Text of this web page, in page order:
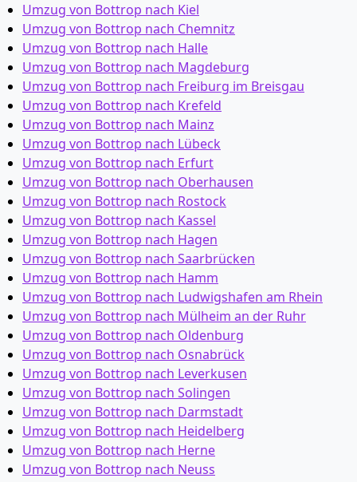
Umzug von Bottrop nach Kiel
Umzug von Bottrop nach Chemnitz
Umzug von Bottrop nach Halle
Umzug von Bottrop nach Magdeburg
Umzug von Bottrop nach Freiburg im Breisgau
Umzug von Bottrop nach Krefeld
Umzug von Bottrop nach Mainz
Umzug von Bottrop nach Lübeck
Umzug von Bottrop nach Erfurt
Umzug von Bottrop nach Oberhausen
Umzug von Bottrop nach Rostock
Umzug von Bottrop nach Kassel
Umzug von Bottrop nach Hagen
Umzug von Bottrop nach Saarbrücken
Umzug von Bottrop nach Hamm
Umzug von Bottrop nach Ludwigshafen am Rhein
Umzug von Bottrop nach Mülheim an der Ruhr
Umzug von Bottrop nach Oldenburg
Umzug von Bottrop nach Osnabrück
Umzug von Bottrop nach Leverkusen
Umzug von Bottrop nach Solingen
Umzug von Bottrop nach Darmstadt
Umzug von Bottrop nach Heidelberg
Umzug von Bottrop nach Herne
Umzug von Bottrop nach Neuss